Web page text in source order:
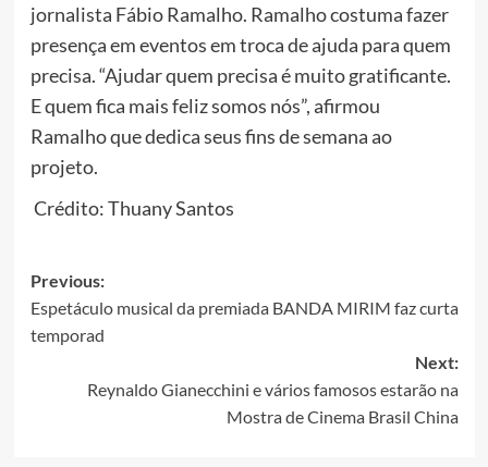
jornalista Fábio Ramalho. Ramalho costuma fazer
presença em eventos em troca de ajuda para quem
precisa. “Ajudar quem precisa é muito gratificante.
E quem fica mais feliz somos nós”, afirmou
Ramalho que dedica seus fins de semana ao
projeto.
Crédito: Thuany Santos
Post
navigation
Previous:
Espetáculo musical da premiada BANDA MIRIM faz curta
temporad
Next:
Reynaldo Gianecchini e vários famosos estarão na
Mostra de Cinema Brasil China